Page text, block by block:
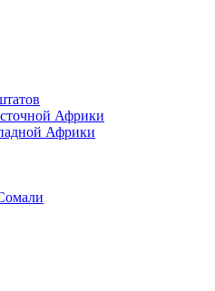
Африки
Африки